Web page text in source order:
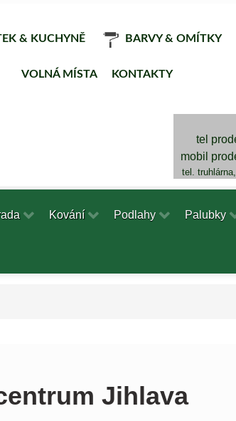
& KUCHYNĚ BARVY & OMÍTKY
VOLNÁ MÍSTA KONTAKTY
tel
mobil
tel.
Kování Podlahy Palubky
Jihlava